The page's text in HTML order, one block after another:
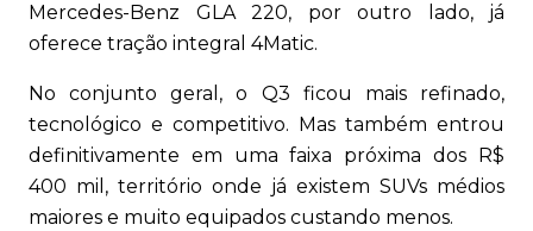
Mercedes-Benz GLA 220, por outro lado, já
oferece tração integral 4Matic.
No conjunto geral, o Q3 ficou mais refinado,
tecnológico e competitivo. Mas também entrou
definitivamente em uma faixa próxima dos R$
400 mil, território onde já existem SUVs médios
maiores e muito equipados custando menos.